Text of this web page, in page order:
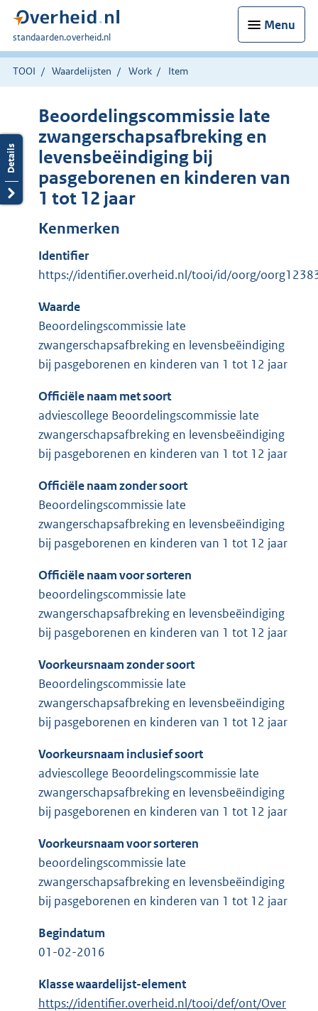
Menu
U
bent
hier:
standaarden.overheid.nl
TOOI Waardelijsten Work Item
Beoordelingscommissie late
zwangerschapsafbreking en
levensbeëindiging bij
pasgeborenen en kinderen van
1 tot 12 jaar
Kenmerken
Identifier
https://identifier.overheid.nl/tooi/id/oorg/
Waarde
Beoordelingscommissie late
zwangerschapsafbreking en levensbeëindiging
bij pasgeborenen en kinderen van 1 tot 12 jaar
Officiële naam met soort
adviescollege Beoordelingscommissie late
zwangerschapsafbreking en levensbeëindiging
bij pasgeborenen en kinderen van 1 tot 12 jaar
Officiële naam zonder soort
Beoordelingscommissie late
zwangerschapsafbreking en levensbeëindiging
bij pasgeborenen en kinderen van 1 tot 12 jaar
Officiële naam voor sorteren
beoordelingscommissie late
zwangerschapsafbreking en levensbeëindiging
bij pasgeborenen en kinderen van 1 tot 12 jaar
Voorkeursnaam zonder soort
Beoordelingscommissie late
zwangerschapsafbreking en levensbeëindiging
bij pasgeborenen en kinderen van 1 tot 12 jaar
Voorkeursnaam inclusief soort
adviescollege Beoordelingscommissie late
zwangerschapsafbreking en levensbeëindiging
bij pasgeborenen en kinderen van 1 tot 12 jaar
Voorkeursnaam voor sorteren
beoordelingscommissie late
zwangerschapsafbreking en levensbeëindiging
bij pasgeborenen en kinderen van 1 tot 12 jaar
Begindatum
01-02-2016
Klasse waardelijst-element
https://identifier.overheid.nl/tooi/def/ont/Over